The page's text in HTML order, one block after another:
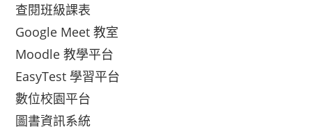
查閱班級課表
Google Meet 教室
Moodle 教學平台
EasyTest 學習平台
數位校園平台
圖書資訊系統